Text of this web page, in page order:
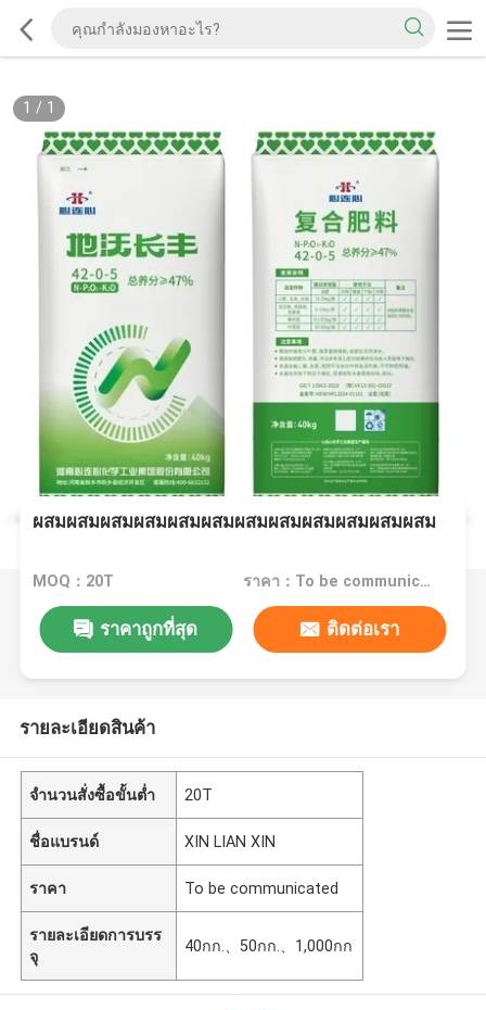
1 / 1
ผสมผสมผสมผสมผสมผสมผสมผสมผสมผสมผสมผสม
MOQ：20T ราคา：To be communicated
ราคาถูกที่สุด ติดต่อเรา
รายละเอียดสินค้า
จำนวนสั่งซื้อขั้นต่ำ 20T
ชื่อแบรนด์ XIN LIAN XIN
ราคา To be communicated
รายละเอียดการบรร
จุ
40กก.、50กก.、1,000กก